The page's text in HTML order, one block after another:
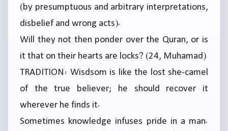
(by presumptuous and arbitrary interpretations,
disbelief and wrong acts).
Will they not then ponder over the Quran, or is
it that on their hearts are locks? (24, Muhamad)
TRADITION: Wisdsom is like the lost she-camel
of the true believer; he should recover it
wherever he finds it.
Sometimes knowledge infuses pride in a man.